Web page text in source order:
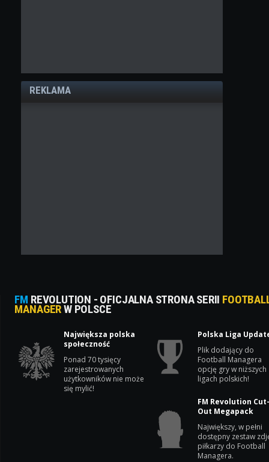
REKLAMA
FM REVOLUTION - OFICJALNA STRONA SERII
MANAGERW POLSCE
Największa polska
społeczność
Ponad 70 tysięcy
zarejestrowanych
użytkowników nie może
się mylić!
Polska Liga
Plik dodający do
Football Managera
opcję gry w niższych
ligach polskich!
FM Revolution
Out Megapack
Największy, w pełni
dostępny zestaw
piłkarzy do Football
Managera.